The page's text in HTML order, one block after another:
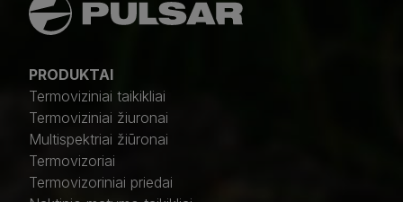
PRODUKTAI
Termoviziniai taikikliai
Termoviziniai žiuronai
Multispektriai žiūronai
Termovizoriai
Termovizoriniai priedai